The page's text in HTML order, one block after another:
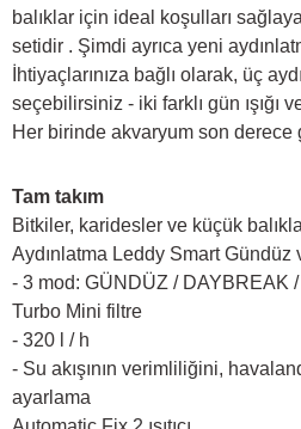
balıklar için ideal koşulları
setidir . Şimdi ayrıca yeni
İhtiyaçlarınıza bağlı olarak, üç
seçebilirsiniz - iki farklı gün ışığı
Her birinde akvaryum son derece
Tam takım
Bitkiler, karidesler ve küçük
Aydınlatma Leddy Smart Gündüz
- 3 mod: GÜNDÜZ / DAYBREAK
Turbo Mini filtre
- 320 l / h
- Su akışının verimliliğini,
ayarlama